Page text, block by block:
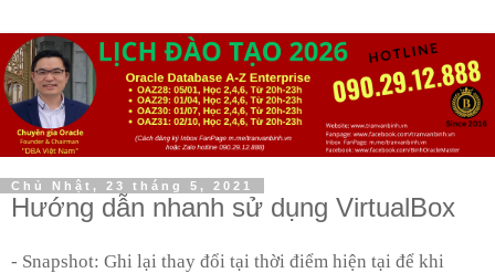
Chủ Nhật, 23 tháng 5, 2021
Hướng dẫn nhanh sử dụng VirtualBox
- Snapshot: Ghi lại thay đổi tại thời điểm hiện tại để khi